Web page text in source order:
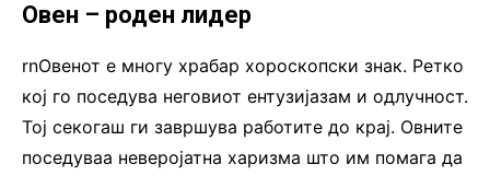
Овен – роден лидер
rnОвенот е многу храбар хороскопски знак. Ретко
кој го поседува неговиот ентузијазам и одлучност.
Тој секогаш ги завршува работите до крај. Овните
поседуваа неверојатна харизма што им помага да